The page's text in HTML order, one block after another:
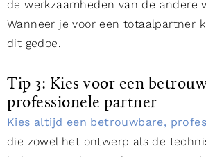
de werkzaamheden van de andere
Wanneer je voor een totaalpartner
dit gedoe.
Tip 3: Kies voor een
professionele partner
Kies altijd een betrouwbare,
die zowel het ontwerp als de